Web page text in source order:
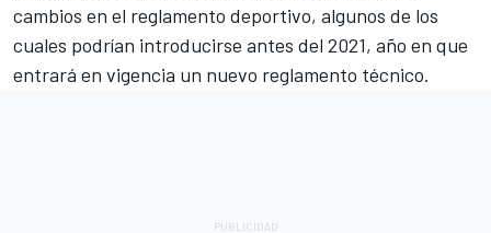
cambios en el reglamento deportivo, algunos de los
cuales podrían introducirse antes del 2021, año en que
entrará en vigencia un nuevo reglamento técnico.